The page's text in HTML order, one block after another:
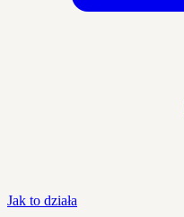
Jak to działa